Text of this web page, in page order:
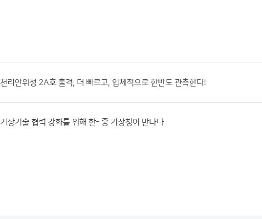
천리안위성 2A호 출격, 더 빠르고, 입체적으로 한반도 관측한다!
기상기술 협력 강화를 위해 한- 중 기상청이 만나다